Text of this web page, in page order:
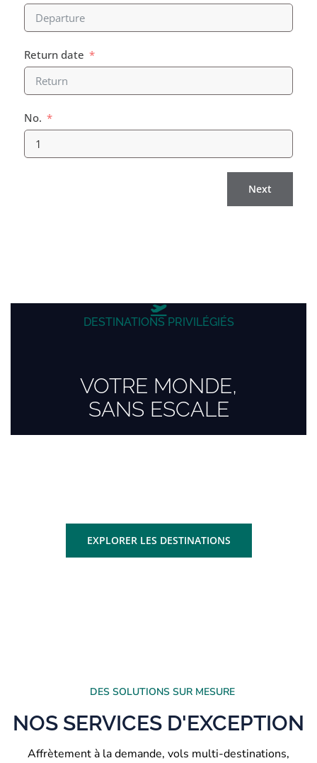
Return date
No.
Next
DESTINATIONS PRIVILÉGIÉS
VOTRE MONDE,
SANS ESCALE
EXPLORER LES DESTINATIONS
DES SOLUTIONS SUR MESURE
NOS SERVICES D'EXCEPTION
Affrètement à la demande, vols multi-destinations,